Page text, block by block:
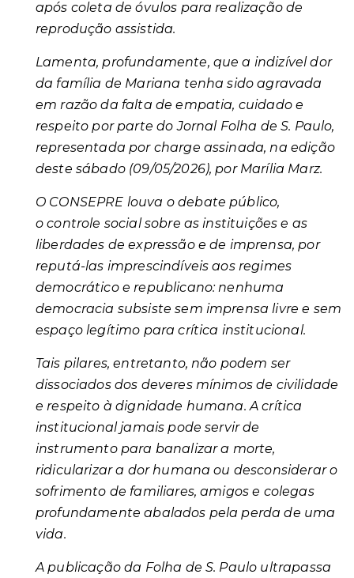
após coleta de óvulos para realização de
reprodução assistida.
Lamenta, profundamente, que a indizível dor
da família de Mariana tenha sido agravada
em razão da falta de empatia, cuidado e
respeito por parte do Jornal Folha de S. Paulo,
representada por charge assinada, na edição
deste sábado (09/05/2026), por Marília Marz.
O CONSEPRE louva o debate público,
o controle social sobre as instituições e as
liberdades de expressão e de imprensa, por
reputá-las imprescindíveis aos regimes
democrático e republicano: nenhuma
democracia subsiste sem imprensa livre e sem
espaço legítimo para crítica institucional.
Tais pilares, entretanto, não podem ser
dissociados dos deveres mínimos de civilidade
e respeito à dignidade humana. A crítica
institucional jamais pode servir de
instrumento para banalizar a morte,
ridicularizar a dor humana ou desconsiderar o
sofrimento de familiares, amigos e colegas
profundamente abalados pela perda de uma
vida.
A publicação da Folha de S. Paulo ultrapassa